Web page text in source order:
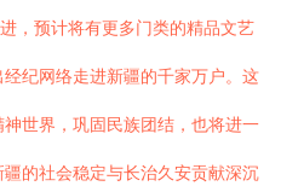
，预计将有更多门类的精品文艺
纪网络走进新疆的千家万户。这
世界，巩固民族团结，也将进一
的社会稳定与长治久安贡献深沉